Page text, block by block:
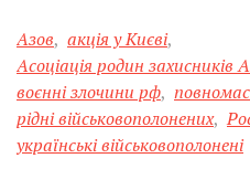
Азов, акція у Києві,
Асоціація родин захисників
воєнні злочини рф,
рідні військовополонених,
українські військовополонені